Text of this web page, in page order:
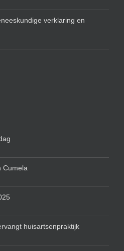
verklaring en
Cumela
huisartsenpraktijk